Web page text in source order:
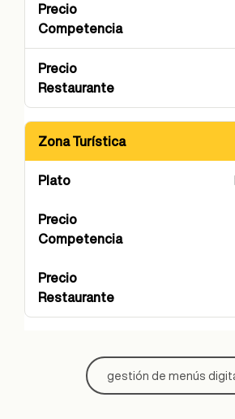
Zona Turística
gestión de menús